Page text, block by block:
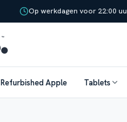
Op werkdagen voor 22:00
Refurbished Apple Tablets